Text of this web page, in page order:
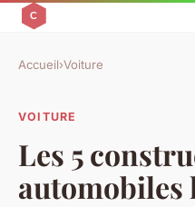
Accueil›Voiture
VOITURE
Les 5
automobiles